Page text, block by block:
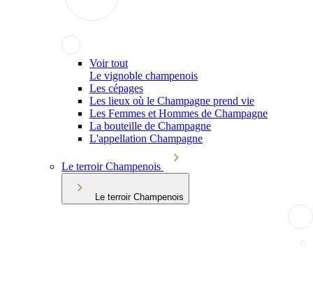
Voir tout
Le vignoble champenois
Les cépages
Les lieux où le Champagne prend vie
Les Femmes et Hommes de Champagne
La bouteille de Champagne
L'appellation Champagne
Le terroir Champenois
Le terroir Champenois